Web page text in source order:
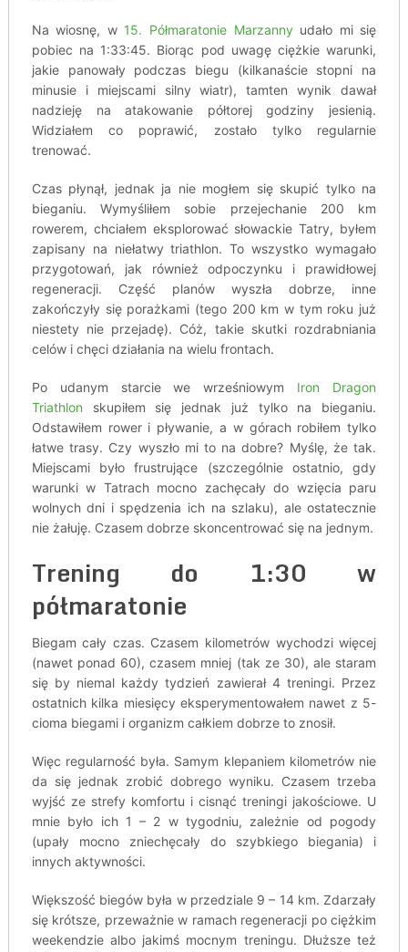
Na wiosnę, w 15. Półmaratonie Marzannyudało mi się
pobiec na 1:33:45. Biorąc pod uwagę ciężkie warunki,
jakie panowały podczas biegu (kilkanaście stopni na
minusie i miejscami silny wiatr), tamten wynik dawał
nadzieję na atakowanie półtorej godziny jesienią.
Widziałem co poprawić, zostało tylko regularnie
trenować.
Czas płynął, jednak ja nie mogłem się skupić tylko na
bieganiu. Wymyśliłem sobie przejechanie 200 km
rowerem, chciałem eksplorować słowackie Tatry, byłem
zapisany na niełatwy triathlon. To wszystko wymagało
przygotowań, jak również odpoczynku i prawidłowej
regeneracji. Część planów wyszła dobrze, inne
zakończyły się porażkami (tego 200 km w tym roku już
niestety nie przejadę). Cóż, takie skutki rozdrabniania
celów i chęci działania na wielu frontach.
Po udanym starcie we wrześniowym Iron Dragon
Triathlon skupiłem się jednak już tylko na bieganiu.
Odstawiłem rower i pływanie, a w górach robiłem tylko
łatwe trasy. Czy wyszło mi to na dobre? Myślę, że tak.
Miejscami było frustrujące (szczególnie ostatnio, gdy
warunki w Tatrach mocno zachęcały do wzięcia paru
wolnych dni i spędzenia ich na szlaku), ale ostatecznie
nie żałuję. Czasem dobrze skoncentrować się na jednym.
Trening do 1:30 w
półmaratonie
Biegam cały czas. Czasem kilometrów wychodzi więcej
(nawet ponad 60), czasem mniej (tak ze 30), ale staram
się by niemal każdy tydzień zawierał 4 treningi. Przez
ostatnich kilka miesięcy eksperymentowałem nawet z 5-
cioma biegami i organizm całkiem dobrze to znosił.
Więc regularność była. Samym klepaniem kilometrów nie
da się jednak zrobić dobrego wyniku. Czasem trzeba
wyjść ze strefy komfortu i cisnąć treningi jakościowe. U
mnie było ich 1 – 2 w tygodniu, zależnie od pogody
(upały mocno zniechęcały do szybkiego biegania) i
innych aktywności.
Większość biegów była w przedziale 9 – 14 km. Zdarzały
się krótsze, przeważnie w ramach regeneracji po ciężkim
weekendzie albo jakimś mocnym treningu. Dłuższe też